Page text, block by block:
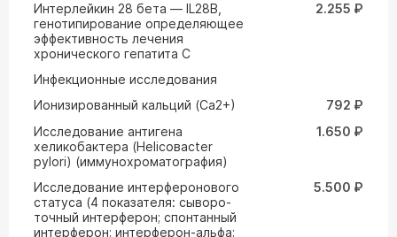
Интерлейкин 28 бета — IL28B,
генотипирование определяющее
эффективность лечения
хронического гепатита С
2.255 ₽
Инфекционные исследования
Ионизированный кальций (Са2+)
792 ₽
Исследование антигена
хеликобактера (Helicoвacter
pylori) (иммунохроматография)
1.650 ₽
Исследование интерферонового
статуса (4 показателя: сыворо-
точный интерферон; спонтанный
интерферон; интерферон-альфа;
5.500 ₽